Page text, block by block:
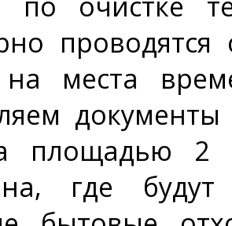
на места
документы
площадью 2
где